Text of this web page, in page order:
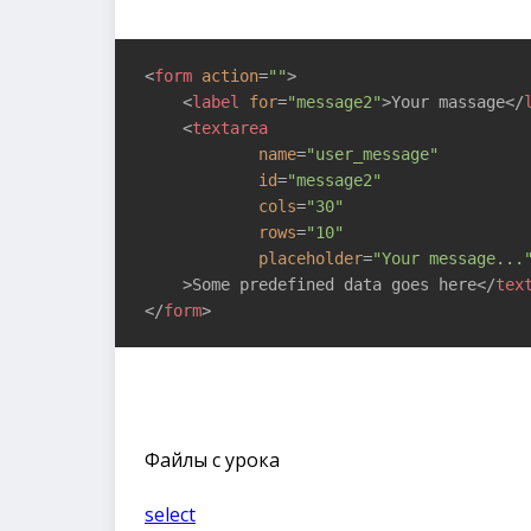
<form action="">
<label for="message2">Your massage</
<textarea
name="user_message"
id="message2"
cols="30"
rows="10"
placeholder="Your message..."
    >
Some predefined data goes here</
</form>
Файлы с урока
select